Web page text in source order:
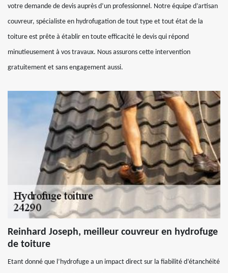
votre demande de devis auprès d’un professionnel. Notre équipe d’artisan
couvreur, spécialiste en hydrofugation de tout type et tout état de la
toiture est prête à établir en toute efficacité le devis qui répond
minutieusement à vos travaux. Nous assurons cette intervention
gratuitement et sans engagement aussi.
Reinhard Joseph, meilleur couvreur en hydrofuge
de toiture
Etant donné que l’hydrofuge a un impact direct sur la fiabilité d’étanchéité